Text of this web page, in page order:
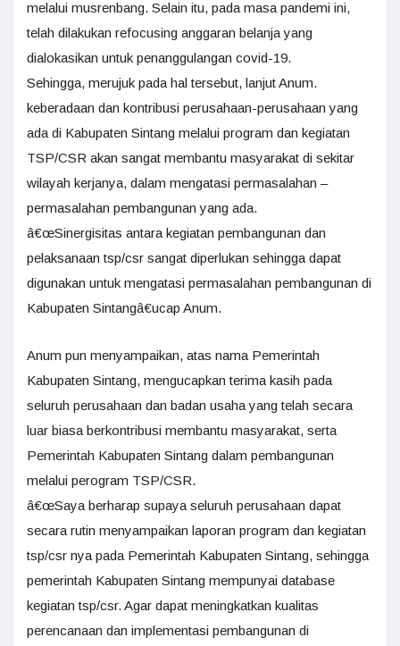
melalui musrenbang. Selain itu, pada masa pandemi ini,
telah dilakukan refocusing anggaran belanja yang
dialokasikan untuk penanggulangan covid-19.
Sehingga, merujuk pada hal tersebut, lanjut Anum.
keberadaan dan kontribusi perusahaan-perusahaan yang
ada di Kabupaten Sintang melalui program dan kegiatan
TSP/CSR akan sangat membantu masyarakat di sekitar
wilayah kerjanya, dalam mengatasi permasalahan –
permasalahan pembangunan yang ada.
â€œSinergisitas antara kegiatan pembangunan dan
pelaksanaan tsp/csr sangat diperlukan sehingga dapat
digunakan untuk mengatasi permasalahan pembangunan di
Kabupaten Sintangâ€ucap Anum.
Anum pun menyampaikan, atas nama Pemerintah
Kabupaten Sintang, mengucapkan terima kasih pada
seluruh perusahaan dan badan usaha yang telah secara
luar biasa berkontribusi membantu masyarakat, serta
Pemerintah Kabupaten Sintang dalam pembangunan
melalui perogram TSP/CSR.
â€œSaya berharap supaya seluruh perusahaan dapat
secara rutin menyampaikan laporan program dan kegiatan
tsp/csr nya pada Pemerintah Kabupaten Sintang, sehingga
pemerintah Kabupaten Sintang mempunyai database
kegiatan tsp/csr. Agar dapat meningkatkan kualitas
perencanaan dan implementasi pembangunan di